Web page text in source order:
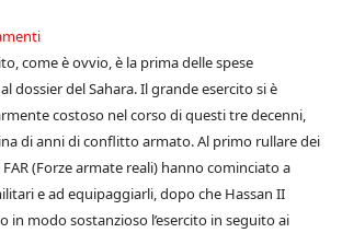
come è ovvio, è la prima delle spese
dossier del Sahara. Il grande esercito si è
costoso nel corso di questi tre decenni,
di anni di conflitto armato. Al primo rullare dei
(Forze armate reali) hanno cominciato a
e ad equipaggiarli, dopo che Hassan II
in modo sostanzioso l’esercito in seguito ai